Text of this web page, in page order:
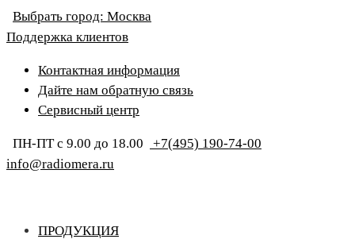
Выбрать город: Москва
Поддержка клиентов
Контактная информация
Дайте нам обратную связь
Сервисный центр
ПН-ПТ с 9.00 до 18.00
+7(495) 190-74-00
info@radiomera.ru
ПРОДУКЦИЯ